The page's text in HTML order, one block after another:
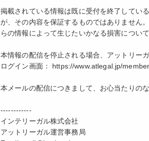
掲載されている情報は既に受付を終了してい
が、その内容を保証するものではありません
らの情報によって生じたいかなる損害につい
本情報の配信を停止される場合、アットリー
ログイン画面： https://www.atlegal.jp/
本メールの配信につきまして、お心当たりの
------------
インテリーガル株式会社
アットリーガル運営事務局